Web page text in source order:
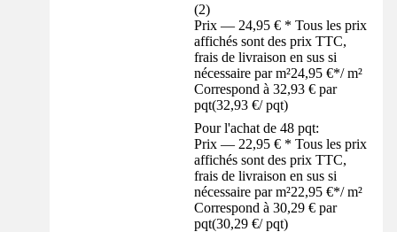
(2)
Prix — 24,95 € * Tous les prix
affichés sont des prix TTC,
frais de livraison en sus si
nécessaire par m²24,95 €*/ m²
Correspond à 32,93 € par
pqt(32,93 €/ pqt)
Pour l'achat de 48 pqt:
Prix — 22,95 € * Tous les prix
affichés sont des prix TTC,
frais de livraison en sus si
nécessaire par m²22,95 €*/ m²
Correspond à 30,29 € par
pqt(30,29 €/ pqt)